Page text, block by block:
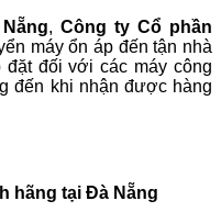
,Công ty Cổ phần
máy ổn áp đến tận nhà
đối với các máy công
đến khi nhận được hàng
hãng tại Đà Nẵng